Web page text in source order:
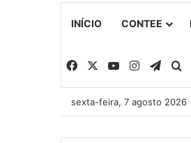
INÍCIO CONTEE
Facebook YouTubeInstagram
sexta-feira, 7 agosto 2026